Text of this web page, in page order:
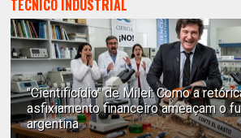
TÉCNICO INDUSTRIAL
"Cientificídio" de Milei: Como a
asfixiamento financeiro ameaçam o
argentina